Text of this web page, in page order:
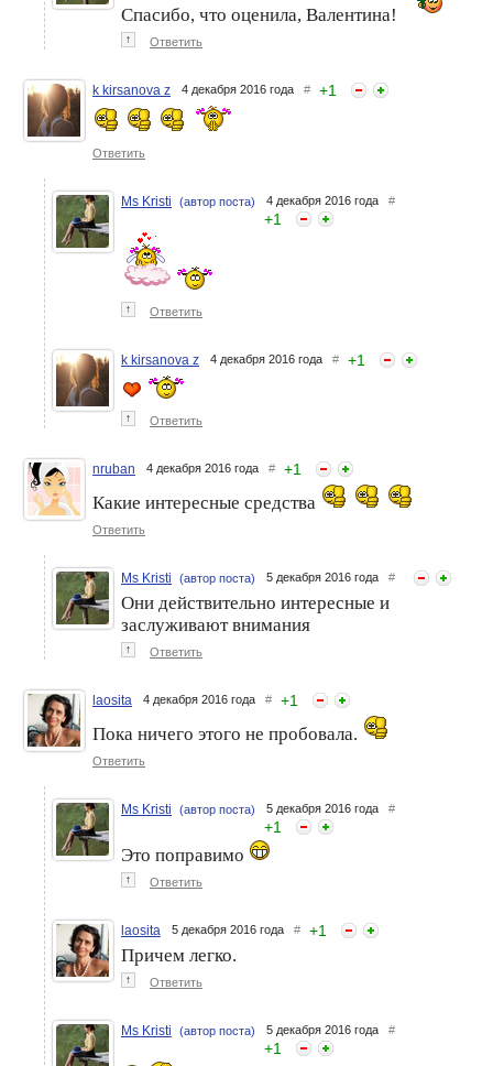
Спасибо, что оценила, Валентина!
↑ Ответить
k kirsanova z 4 декабря 2016 года # +1
Ответить
Ms Kristi (автор поста) 4 декабря 2016 года #
+1
↑ Ответить
k kirsanova z 4 декабря 2016 года # +1
↑ Ответить
nruban 4 декабря 2016 года # +1
Какие интересные средства
Ответить
Ms Kristi (автор поста) 5 декабря 2016 года #
Они действительно интересные и
заслуживают внимания
↑ Ответить
laosita 4 декабря 2016 года # +1
Пока ничего этого не пробовала.
Ответить
Ms Kristi (автор поста) 5 декабря 2016 года #
+1
Это поправимо
↑ Ответить
laosita 5 декабря 2016 года # +1
Причем легко.
↑ Ответить
Ms Kristi (автор поста) 5 декабря 2016 года #
+1